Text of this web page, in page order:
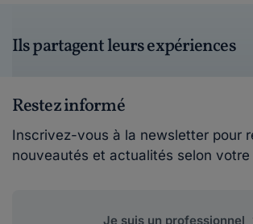
Ils partagent leurs expériences
Restez informé
Inscrivez-vous à la newsletter pour
nouveautés et actualités selon votre